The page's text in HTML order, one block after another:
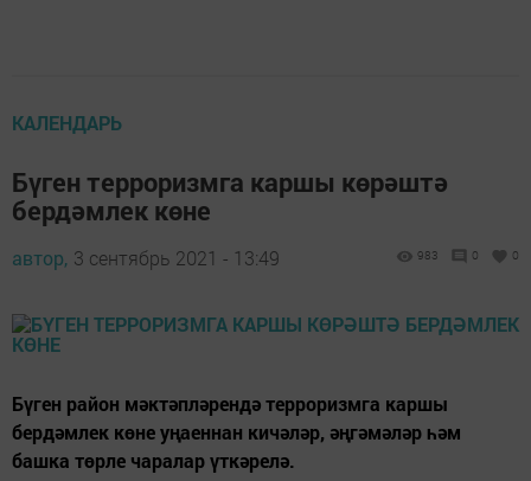
КАЛЕНДАРЬ
Бүген терроризмга каршы көрәштә
бердәмлек көне
автор, 3 сентябрь 2021 - 13:49 983 0 0
Бүген район мәктәпләрендә терроризмга каршы
бердәмлек көне уңаеннан кичәләр, әңгәмәләр һәм
башка төрле чаралар үткәрелә.